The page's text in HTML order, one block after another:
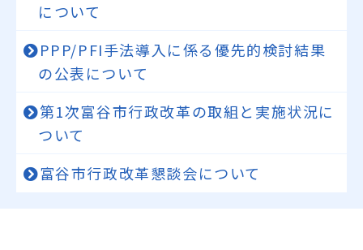
について
PPP/PFI手法導入に係る優先的検討結果
の公表について
第1次富谷市行政改革の取組と実施状況に
ついて
富谷市行政改革懇談会について